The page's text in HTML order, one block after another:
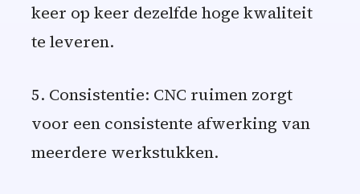
keer op keer dezelfde hoge kwaliteit
te leveren.
5. Consistentie: CNC ruimen zorgt
voor een consistente afwerking van
meerdere werkstukken.